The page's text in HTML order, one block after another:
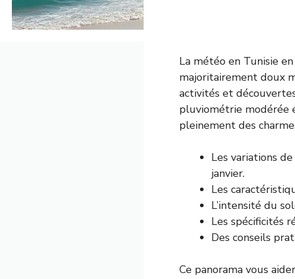
La météo en Tunisie
majoritairement doux
activités et
pluviométrie modérée
pleinement des
Les variations
janvier.
Les
L’intensité du
Les spécificités
Des conseils
Ce panorama vous